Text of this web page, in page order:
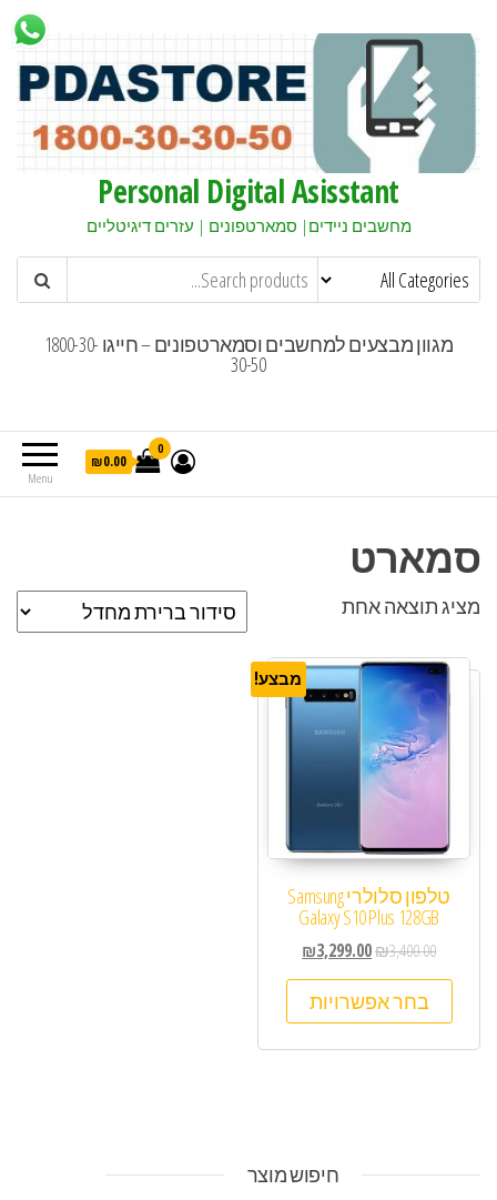
Personal Digital Asisstant
מחשבים ניידים| סמארטפונים | עזרים דיגיטליים
מגוון מבצעים למחשבים וסמארטפונים – חייגו 1800-30-
30-50
Menu
0
₪0.00
סמארט
מציג תוצאה אחת
מבצע!
טלפון סלולרי Samsung
Galaxy S10 Plus 128GB
₪3,400.00
₪3,299.00
בחר אפשרויות
חיפוש מוצר